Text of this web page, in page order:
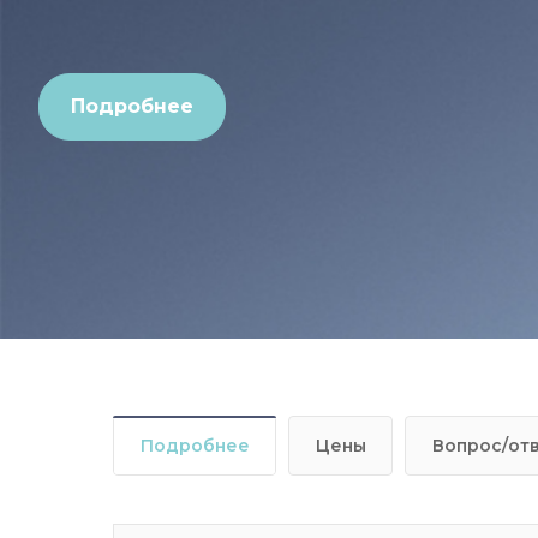
Подробнее
Подробнее Цены Вопрос/